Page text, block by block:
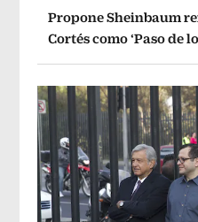
Propone Sheinbaum
Cortés como ‘Paso de